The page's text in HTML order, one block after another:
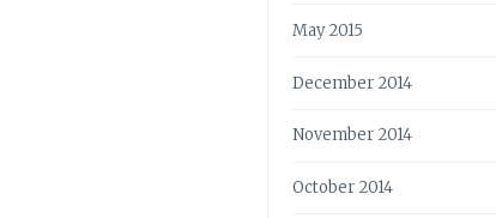
May 2015
December 2014
November 2014
October 2014